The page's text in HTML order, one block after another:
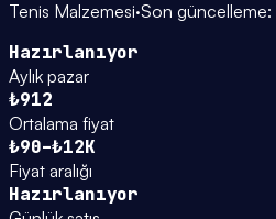
Tenis Malzemesi·Son güncelleme:
Hazırlanıyor
Aylık pazar
₺912
Ortalama fiyat
₺90–₺12K
Fiyat aralığı
Hazırlanıyor